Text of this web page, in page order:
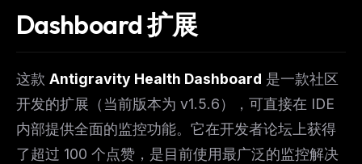
Dashboard 扩展
这款 Antigravity Health Dashboard 是一款社区
开发的扩展（当前版本为 v1.5.6），可直接在 IDE
内部提供全面的监控功能。它在开发者论坛上获得
了超过 100 个点赞，是目前使用最广泛的监控解决